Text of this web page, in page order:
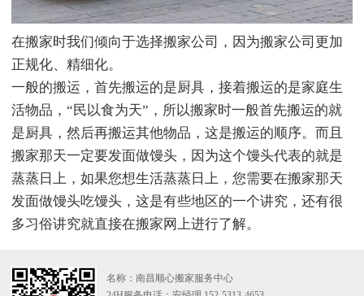
在搬家时我们倾向于选择搬家公司，因为搬家公司更加
正规化、精细化。
一般的搬运，首先搬运的是厨具，接着搬运的是家庭生
活物品，“民以食为天”，所以搬家时一般首先搬运的就
是厨具，然后再搬运其他物品，这是搬运的顺序。而且
搬家那天一定要发面做馒头，因为这个馒头代表的就是
蒸蒸日上，如果您想生活蒸蒸日上，您需要在搬家那天
发面做馒头吃馒头，这是有些地区的一个讲究，还有很
多习俗讲究就直接在搬家网上进行了解。
名称：南昌顺心搬家服务中心